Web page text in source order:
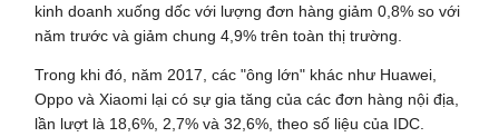
kinh doanh xuống dốc với lượng đơn hàng giảm 0,8% so với
năm trước và giảm chung 4,9% trên toàn thị trường.
Trong khi đó, năm 2017, các "ông lớn" khác như Huawei,
Oppo và Xiaomi lại có sự gia tăng của các đơn hàng nội địa,
lần lượt là 18,6%, 2,7% và 32,6%, theo số liệu của IDC.